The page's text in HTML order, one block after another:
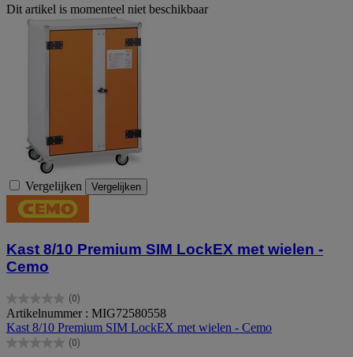
Dit artikel is momenteel niet beschikbaar
Vergelijken Vergelijken
Kast 8/10 Premium SIM LockEX met wielen -
Cemo
(0)
0.0
van
de
5
Artikelnummer : MIG72580558
Kast 8/10 Premium SIM LockEX met wielen - Cemo
(0)
0.0